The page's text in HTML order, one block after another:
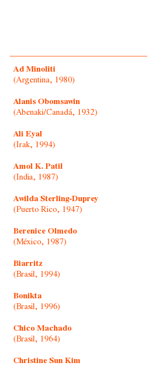
Ad Minoliti
(Argentina, 1980)
Alanis Obomsawin
(Abenaki/Canadá, 1932)
Ali Eyal
(Irak, 1994)
Amol K. Patil
(India, 1987)
Awilda Sterling-Duprey
(Puerto Rico, 1947)
Berenice Olmedo
(México, 1987)
Biarritz
(Brasil, 1994)
Bonikta
(Brasil, 1996)
Chico Machado
(Brasil, 1964)
Christine Sun Kim